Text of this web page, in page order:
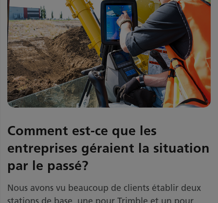
Comment est-ce que les
entreprises géraient la situation
par le passé?
Nous avons vu beaucoup de clients établir deux